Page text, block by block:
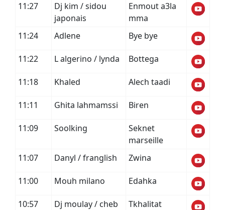
11:27
Dj kim / sidou
japonais
Enmout a3la
mma
11:24
Adlene Bye bye
11:22 L algerino / lynda Bottega
11:18 Khaled Alech taadi
11:11 Ghita lahmamssi Biren
11:09 Soolking
Seknet
marseille
11:07
Danyl / franglish Zwina
11:00 Mouh milano Edahka
10:57
Dj moulay / cheb
Tkhalitat